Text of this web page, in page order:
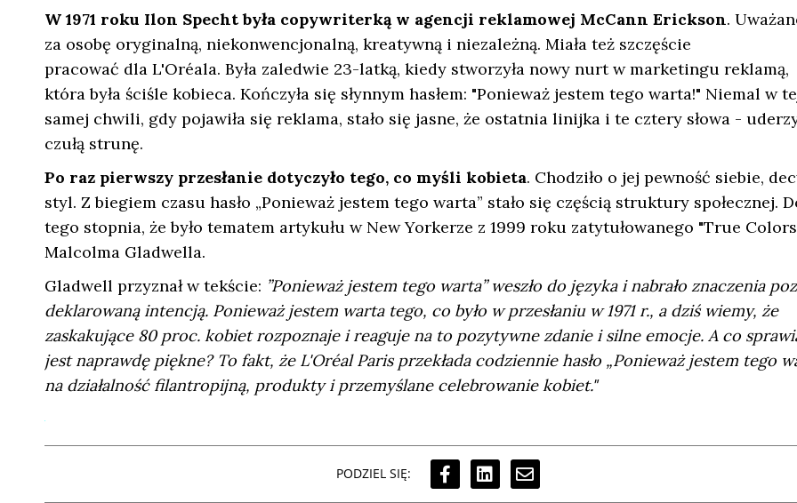
W 1971 roku Ilon Specht była copywriterką w agencji reklamowej McCann Erickson.
za osobę oryginalną, niekonwencjonalną, kreatywną i niezależną. Miała też szczęście
pracować dla L'Oréala. Była zaledwie 23-latką, kiedy stworzyła nowy nurt w marketingu reklamą,
która była ściśle kobieca. Kończyła się słynnym hasłem: "Ponieważ jestem tego warta!" Niemal w
samej chwili, gdy pojawiła się reklama, stało się jasne, że ostatnia linijka i te cztery słowa -
czułą strunę.
Po raz pierwszy przesłanie dotyczyło tego, co myśli kobieta. Chodziło o jej pewność siebie,
styl. Z biegiem czasu hasło „Ponieważ jestem tego warta” stało się częścią struktury społecznej.
tego stopnia, że było tematem artykułu w New Yorkerze z 1999 roku zatytułowanego "True
Malcolma Gladwella.
Gladwell przyznał w tekście: ”Ponieważ jestem tego warta” weszło do języka i nabrało znaczenia
deklarowaną intencją. Ponieważ jestem warta tego, co było w przesłaniu w 1971 r., a dziś wiemy, że
zaskakujące 80 proc. kobiet rozpoznaje i reaguje na to pozytywne zdanie i silne emocje. A co
jest naprawdę piękne? To fakt, że L'Oréal Paris przekłada codziennie hasło „Ponieważ jestem tego
na działalność filantropijną, produkty i przemyślane celebrowanie kobiet."
PODZIEL SIĘ: